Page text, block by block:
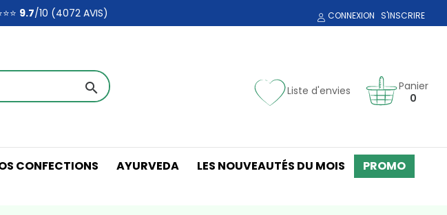
9.7/10 (4072 AVIS) CONNEXION S'INSCRIRE
search Liste d'envies
Panier
0
CONFECTIONS AYURVEDA LES NOUVEAUTÉS DU MOIS PROMO